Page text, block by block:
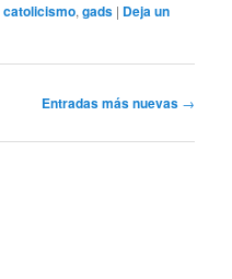
catolicismo,gads | Deja un
Entradas más nuevas →